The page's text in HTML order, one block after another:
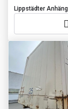
Lippstädter